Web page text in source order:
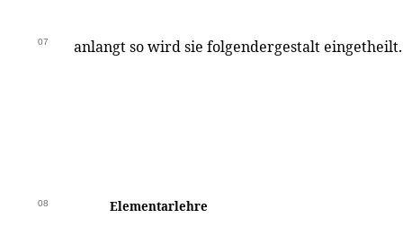
07 anlangt so wird sie folgendergestalt eingetheilt.
08 Elementarlehre